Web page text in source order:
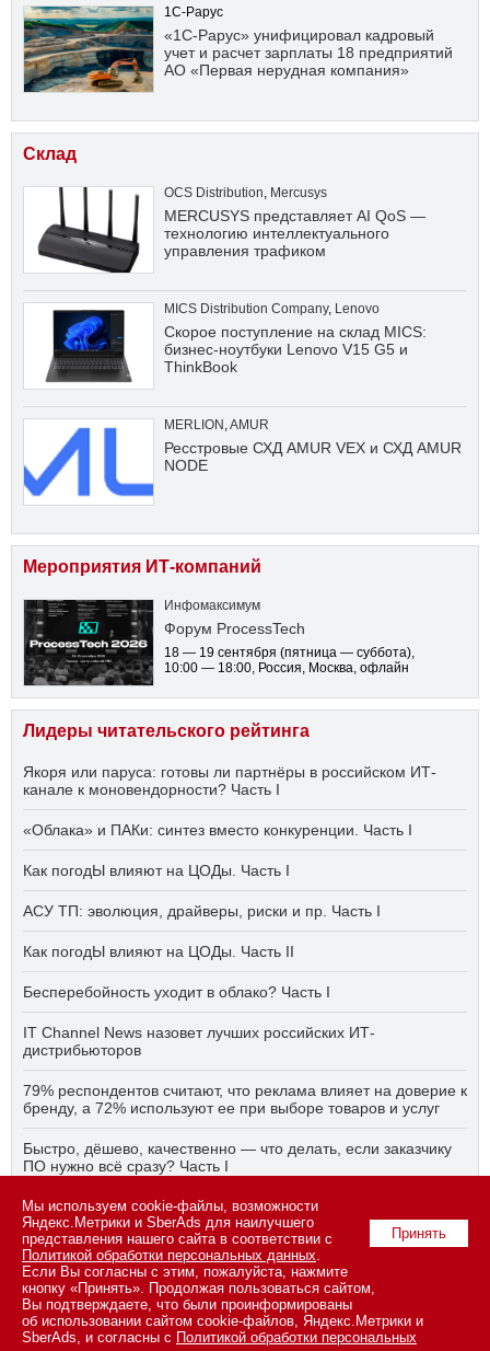
1С-Рарус
«1С-Рарус» унифицировал кадровый
учет и расчет зарплаты 18 предприятий
АО «Первая нерудная компания»
Склад
OCS Distribution, Mercusys
MERCUSYS представляет AI QoS —
технологию интеллектуального
управления трафиком
MICS Distribution Company, Lenovo
Скорое поступление на склад MICS:
бизнес-ноутбуки Lenovo V15 G5 и
ThinkBook
MERLION ,AMUR
Ресстровые СХД AMUR VEX и СХД AMUR
NODE
Мероприятия ИТ-компаний
Инфомаксимум
Форум ProcessTech
18 — 19 сентября (пятница — суббота),
10:00 — 18:00, Россия, Москва, офлайн
Лидеры читательского рейтинга
Якоря или паруса: готовы ли партнёры в российском ИТ-
канале к моновендорности? Часть I
«Облака» и ПАКи: синтез вместо конкуренции. Часть I
Как погодЫ влияют на ЦОДы. Часть I
АСУ ТП: эволюция, драйверы, риски и пр. Часть I
Как погодЫ влияют на ЦОДы. Часть II
Бесперебойность уходит в облако? Часть I
IT Channel News назовет лучших российских ИТ-
дистрибьюторов
79% респондентов считают, что реклама влияет на доверие к
бренду, а 72% используют ее при выборе товаров и услуг
Быстро, дёшево, качественно — что делать, если заказчику
ПО нужно всё сразу? Часть I
АСУ ТП на пятый год активного импортозамещения. Часть II
© 2026 ООО «СК ПРЕСС».Политика конфиденциальности
персональных данных,информация об авторских правах и порядке
использования материалов сайта
109147 г. Москва, ул. Марксистская, 34, строение 10. Телефон: +7
Принять
Мы используем cookie-файлы, возможности
Яндекс.Метрики и SberAds для наилучшего
представления нашего сайта в соответствии с
Политикой обработки персональных данных.
Если Вы согласны с этим, пожалуйста, нажмите
кнопку «Принять». Продолжая пользоваться сайтом,
Вы подтверждаете, что были проинформированы
об использовании сайтом cookie-файлов, Яндекс.Метрики и
SberAds, и согласны с Политикой обработки персональных